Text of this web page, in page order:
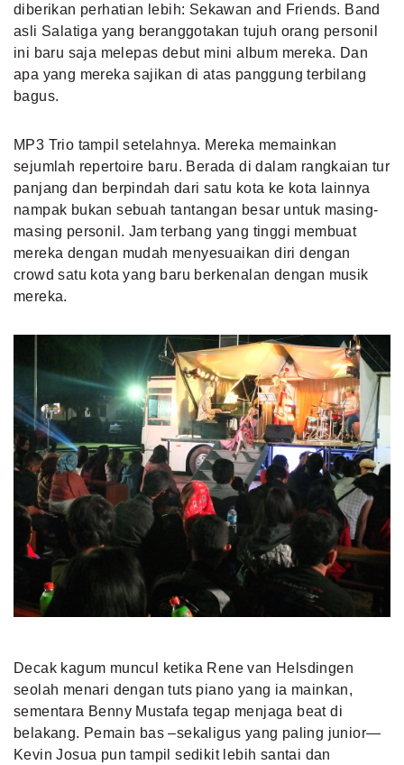
diberikan perhatian lebih: Sekawan and Friends. Band
asli Salatiga yang beranggotakan tujuh orang personil
ini baru saja melepas debut mini album mereka. Dan
apa yang mereka sajikan di atas panggung terbilang
bagus.
MP3 Trio tampil setelahnya. Mereka memainkan
sejumlah repertoire baru. Berada di dalam rangkaian tur
panjang dan berpindah dari satu kota ke kota lainnya
nampak bukan sebuah tantangan besar untuk masing-
masing personil. Jam terbang yang tinggi membuat
mereka dengan mudah menyesuaikan diri dengan
crowd satu kota yang baru berkenalan dengan musik
mereka.
Decak kagum muncul ketika Rene van Helsdingen
seolah menari dengan tuts piano yang ia mainkan,
sementara Benny Mustafa tegap menjaga beat di
belakang. Pemain bas –sekaligus yang paling junior—
Kevin Josua pun tampil sedikit lebih santai dan